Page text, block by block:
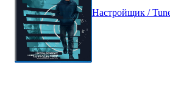
Настройщик /